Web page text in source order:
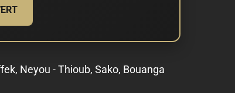
Neyou - Thioub, Sako, Bouanga